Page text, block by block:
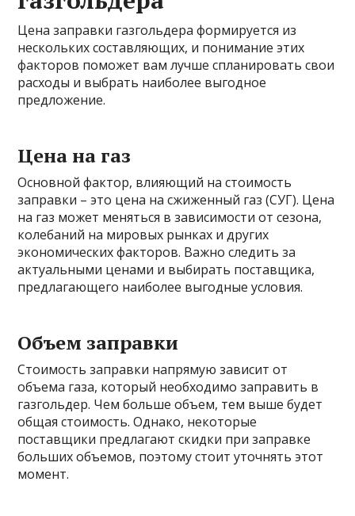
Цена заправки газгольдера формируется из
нескольких составляющих, и понимание этих
факторов поможет вам лучше спланировать свои
расходы и выбрать наиболее выгодное
предложение.
Цена на газ
Основной фактор, влияющий на стоимость
заправки – это цена на сжиженный газ (СУГ). Цена
на газ может меняться в зависимости от сезона,
колебаний на мировых рынках и других
экономических факторов. Важно следить за
актуальными ценами и выбирать поставщика,
предлагающего наиболее выгодные условия.
Объем заправки
Стоимость заправки напрямую зависит от
объема газа, который необходимо заправить в
газгольдер. Чем больше объем, тем выше будет
общая стоимость. Однако, некоторые
поставщики предлагают скидки при заправке
больших объемов, поэтому стоит уточнять этот
момент.